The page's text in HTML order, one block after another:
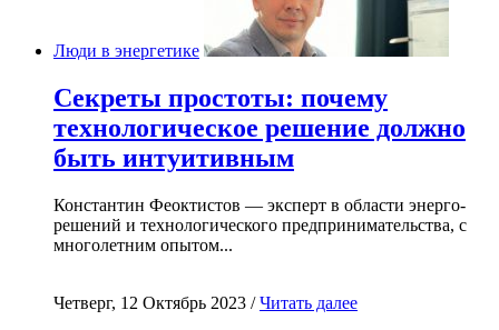
Люди в энергетике
Секреты простоты: почему
технологическое решение должно
быть интуитивным
Константин Феоктистов — эксперт в области энерго-
решений и технологического предпринимательства, с
многолетним опытом...
Четверг, 12 Октябрь 2023 /Читать далее